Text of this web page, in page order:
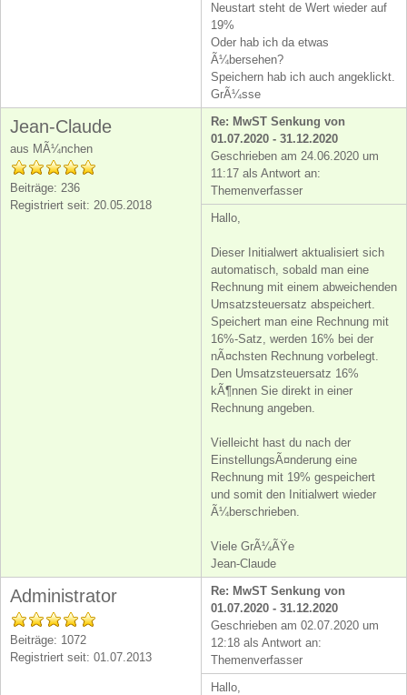
Neustart steht de Wert wieder auf
19%
Oder hab ich da etwas
Ã¼bersehen?
Speichern hab ich auch angeklickt.
GrÃ¼sse
Jean-Claude
aus MÃ¼nchen
Beiträge: 236
Registriert seit: 20.05.2018
Re: MwST Senkung von
01.07.2020 - 31.12.2020
Geschrieben am 24.06.2020 um
11:17 als Antwort an:
Themenverfasser
Hallo,
Dieser Initialwert aktualisiert sich
automatisch, sobald man eine
Rechnung mit einem abweichenden
Umsatzsteuersatz abspeichert.
Speichert man eine Rechnung mit
16%-Satz, werden 16% bei der
nÃ¤chsten Rechnung vorbelegt.
Den Umsatzsteuersatz 16%
kÃ¶nnen Sie direkt in einer
Rechnung angeben.
Vielleicht hast du nach der
EinstellungsÃ¤nderung eine
Rechnung mit 19% gespeichert
und somit den Initialwert wieder
Ã¼berschrieben.
Viele GrÃ¼ÃŸe
Jean-Claude
Administrator
Beiträge: 1072
Registriert seit: 01.07.2013
Re: MwST Senkung von
01.07.2020 - 31.12.2020
Geschrieben am 02.07.2020 um
12:18 als Antwort an:
Themenverfasser
Hallo,